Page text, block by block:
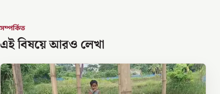
সম্পর্কিত
এই বিষয়ে আরও লেখা